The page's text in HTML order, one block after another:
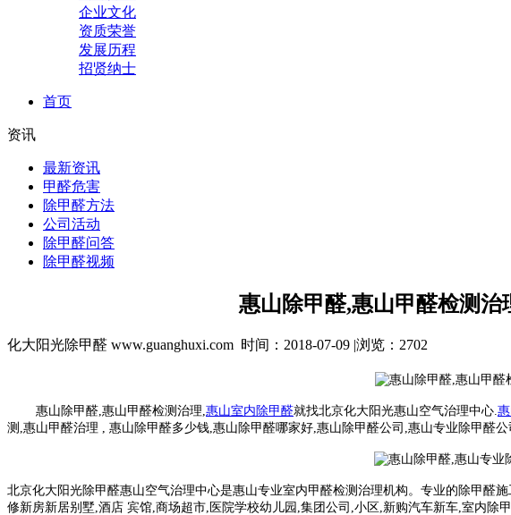
企业文化
资质荣誉
发展历程
招贤纳士
首页
资讯
最新资讯
甲醛危害
除甲醛方法
公司活动
除甲醛问答
除甲醛视频
惠山除甲醛,惠山甲醛检测
化大阳光除甲醛 www.guanghuxi.com 时间：2018-07-09 |浏览：2702
惠山除甲醛,惠山甲醛检测治理, 惠山室内除甲醛就找北京化大阳光惠山空气治理中心.
测,惠山甲醛治理 , 惠山除甲醛多少钱,惠山除甲醛哪家好,惠山除甲醛公司,惠山专业除甲醛公
北京化大阳光除甲醛惠山空气治理中心是惠山专业室内甲醛检测治理机构。专业的除甲醛
修新房新居别墅,酒店 宾馆,商场超市,医院学校幼儿园,集团公司,小区,新购汽车新车,室内除